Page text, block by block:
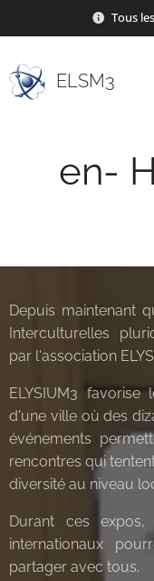
Tous
ELSM3
en-
Depuis maintenant
Interculturelles
par l'association
ELYSIUM3
d'une ville où des
événements
rencontres qui
diversité au niveau
Durant ces
internationaux
partager avec tous.